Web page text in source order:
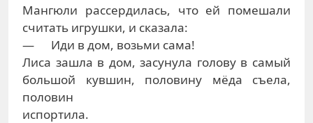
Мангюли рассердилась, что ей помешали
считать игрушки, и сказала:
— Иди в дом, возьми сама!
Лиса зашла в дом, засунула голову в самый
большой кувшин, половину мёда съела,
половин
испортила.